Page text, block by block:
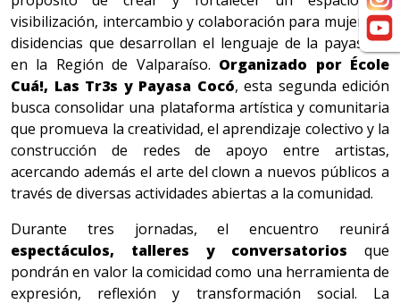
visibilización, intercambio y colaboración para mujeres y
disidencias que desarrollan el lenguaje de la payasería
en la Región de Valparaíso. Organizado por École
Cuá!, Las Tr3s y Payasa Cocó, esta segunda edición
busca consolidar una plataforma artística y comunitaria
que promueva la creatividad, el aprendizaje colectivo y la
construcción de redes de apoyo entre artistas,
acercando además el arte del clown a nuevos públicos a
través de diversas actividades abiertas a la comunidad.
Durante tres jornadas, el encuentro reunirá
espectáculos, talleres y conversatorios que
pondrán en valor la comicidad como una herramienta de
expresión, reflexión y transformación social. La